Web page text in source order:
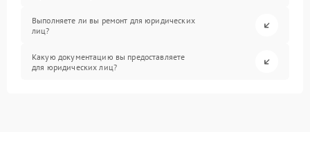
Выполняете ли вы ремонт для юридических
лиц?
Какую документацию вы предоставляете
для юридических лиц?